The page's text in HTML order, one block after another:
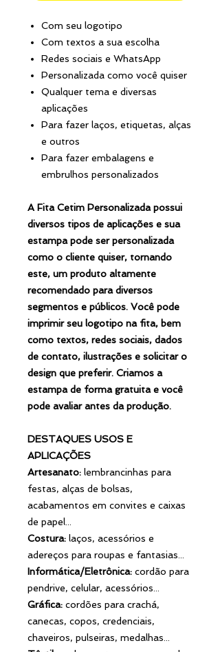
Com seu logotipo
Com textos a sua escolha
Redes sociais e WhatsApp
Personalizada como você quiser
Qualquer tema e diversas
aplicações
Para fazer laços, etiquetas, alças
e outros
Para fazer embalagens e
embrulhos personalizados
A Fita Cetim Personalizada possui
diversos tipos de aplicações e sua
estampa pode ser personalizada
como o cliente quiser, tornando
este, um produto altamente
recomendado para diversos
segmentos e públicos. Você pode
imprimir seu logotipo na fita, bem
como textos, redes sociais, dados
de contato, ilustrações e solicitar o
design que preferir. Criamos a
estampa de forma gratuita e você
pode avaliar antes da produção.
DESTAQUES USOS E
APLICAÇÕES
Artesanato: lembrancinhas para
festas, alças de bolsas,
acabamentos em convites e caixas
de papel...
Costura: laços, acessórios e
adereços para roupas e fantasias...
Informática/Eletrônica: cordão para
pendrive, celular, acessórios...
Gráfica: cordões para crachá,
canecas, copos, credenciais,
chaveiros, pulseiras, medalhas...